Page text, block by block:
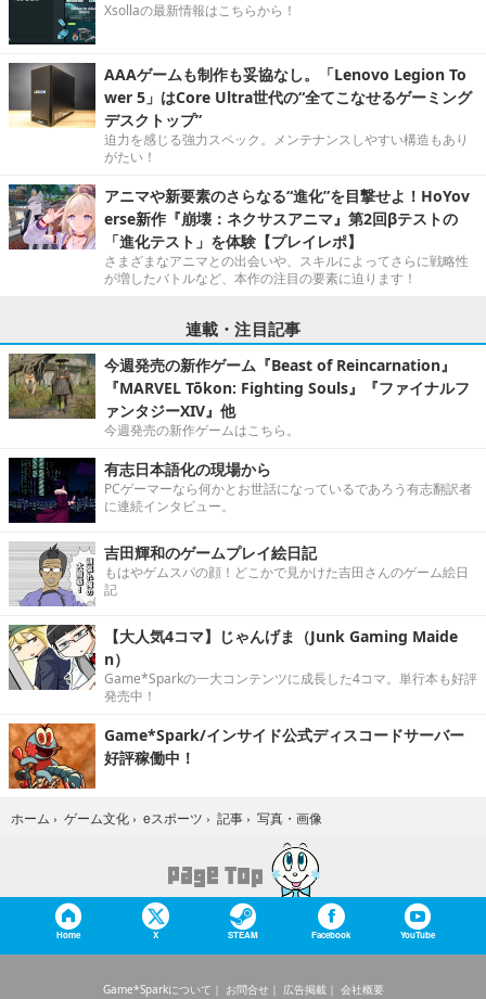
Xsollaの最新情報はこちらから！
AAAゲームも制作も妥協なし。「Lenovo Legion To
wer 5」はCore Ultra世代の“全てこなせるゲーミング
デスクトップ”
迫力を感じる強力スペック。メンテナンスしやすい構造もあり
がたい！
アニマや新要素のさらなる“進化”を目撃せよ！HoYov
erse新作『崩壊：ネクサスアニマ』第2回βテストの
「進化テスト」を体験【プレイレポ】
さまざまなアニマとの出会いや、スキルによってさらに戦略性
が増したバトルなど、本作の注目の要素に迫ります！
連載・注目記事
今週発売の新作ゲーム『Beast of Reincarnation』
『MARVEL Tōkon: Fighting Souls』『ファイナルフ
ァンタジーXIV』他
今週発売の新作ゲームはこちら。
有志日本語化の現場から
PCゲーマーなら何かとお世話になっているであろう有志翻訳者
に連続インタビュー。
吉田輝和のゲームプレイ絵日記
もはやゲムスパの顔！どこかで見かけた吉田さんのゲーム絵日
記
【大人気4コマ】じゃんげま（Junk Gaming Maide
n）
Game*Sparkの一大コンテンツに成長した4コマ。単行本も好評
発売中！
Game*Spark/インサイド公式ディスコードサーバー
好評稼働中！
ホーム › ゲーム文化 › eスポーツ › 記事 › 写真・画像
Home X STEAM Facebook YouTube
Game*Sparkについて お問合せ 広告掲載 会社概要